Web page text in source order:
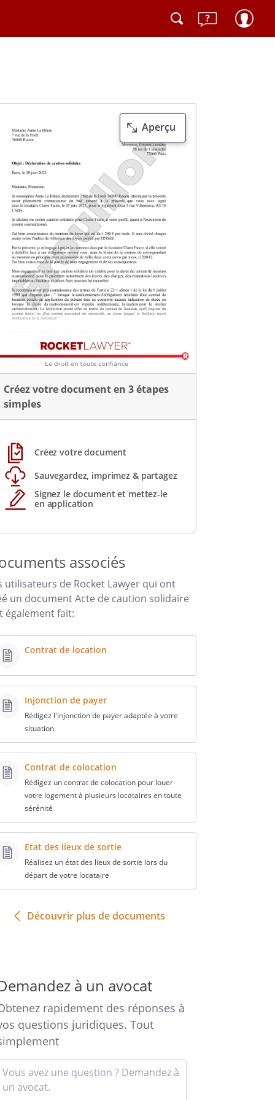
Aperçu
Créez votre document en 3 étapes
simples
Créez votre document
Sauvegardez, imprimez & partagez
Signez le document et mettez-le
en application
associés
utilisateurs de Rocket Lawyer qui ont
un document Acte de caution solidaire
également fait:
Contrat de location
Injonction de payer
Rédigez l'injonction de payer adaptée à votre
situation
Contrat de colocation
Rédigez un contrat de colocation pour louer
votre logement à plusieurs locataires en toute
sérénité
Etat des lieux de sortie
Réalisez un état des lieux de sortie lors du
départ de votre locataire
Découvrir plus de documents
à un avocat
rapidement des réponses à
questions juridiques. Tout